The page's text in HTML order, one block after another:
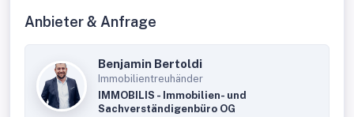
Anbieter & Anfrage
Benjamin Bertoldi
Immobilientreuhänder
IMMOBILIS - Immobilien- und
Sachverständigenbüro OG